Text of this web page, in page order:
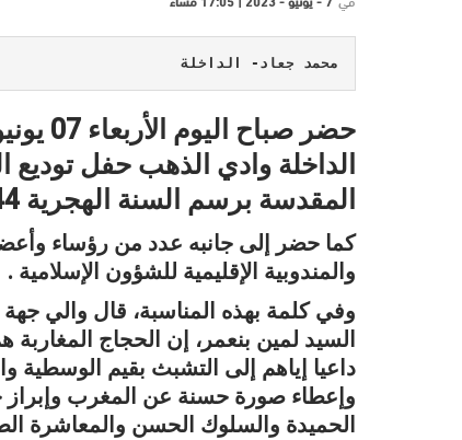
محمد جعاد- الداخلة
الداخلة وادي الذهب حفل توديع
المقدسة برسم السنة الهجرية 1444 بقاعة الإجتماعات بالولاية.
كما حضر إلى جانبه عدد من رؤساء
والمندوبية الإقليمية للشؤون الإسلامية .
وفي كلمة بهذه المناسبة، قال والي
السيد لمين بنعمر، إن الحجاج
داعيا إياهم إلى التشبث بقيم الوسطية
وإعطاء صورة حسنة عن المغرب وإبراز
الحميدة والسلوك الحسن والمعاشرة